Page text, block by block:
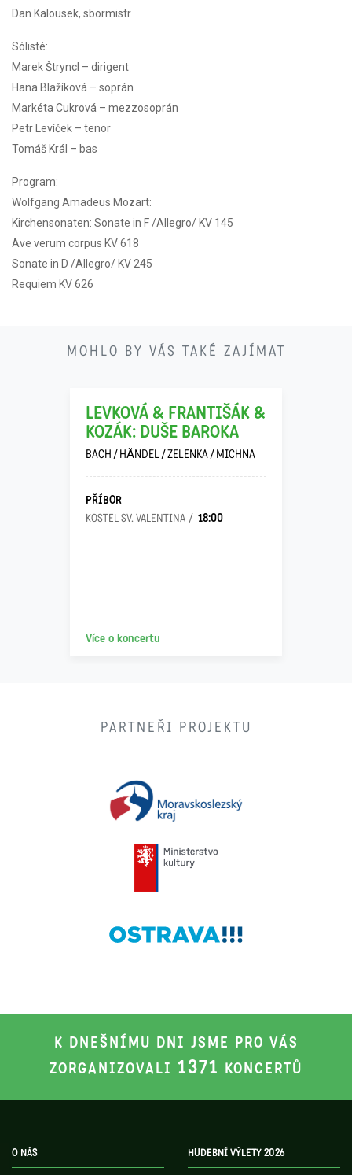
Dan Kalousek, sbormistr
Sólisté:
Marek Štryncl – dirigent
Hana Blažíková – soprán
Markéta Cukrová – mezzosoprán
Petr Levíček – tenor
Tomáš Král – bas
Program:
Wolfgang Amadeus Mozart:
Kirchensonaten: Sonate in F /Allegro/ KV 145
Ave verum corpus KV 618
Sonate in D /Allegro/ KV 245
Requiem KV 626
MOHLO BY VÁS TAKÉ ZAJÍMAT
11
LEVKOVÁ & FRANTIŠÁK &
KOZÁK: DUŠE BAROKA
BACH / HÄNDEL / ZELENKA / MICHNA
PŘÍBOR
KOSTEL SV. VALENTINA 18:00
Více o koncertu
PARTNEŘI PROJEKTU
K DNEŠNÍMU DNI JSME PRO VÁS
ZORGANIZOVALI 1371 KONCERTŮ
O NÁS HUDEBNÍ VÝLETY 2026